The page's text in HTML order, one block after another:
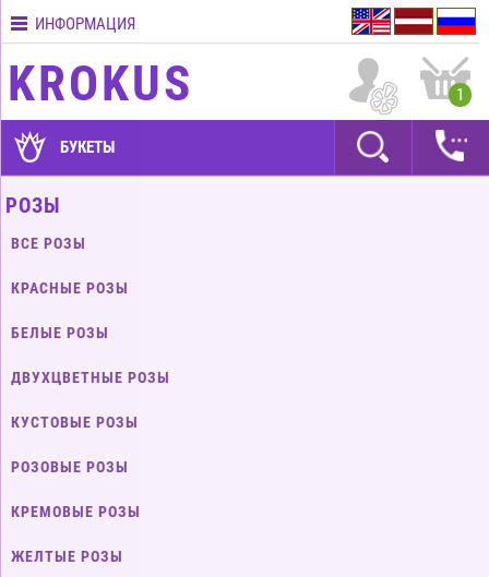
Контакты
Условия
ГАРАНТИИ
оплатить?
Как
заказ?
ИНФОРМАЦИЯ
KROKUS 1
БУКЕТЫ
РОЗЫ
ВСЕ РОЗЫ
КРАСНЫЕ РОЗЫ
БЕЛЫЕ РОЗЫ
ДВУХЦВЕТНЫЕ РОЗЫ
КУСТОВЫЕ РОЗЫ
РОЗОВЫЕ РОЗЫ
КРЕМОВЫЕ РОЗЫ
ЖЕЛТЫЕ РОЗЫ